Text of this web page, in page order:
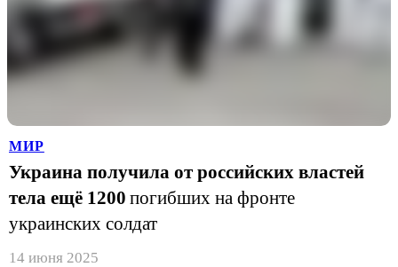
МИР
Украина получила от российских властей
тела ещё 1200 погибших на фронте
украинских солдат
14 июня 2025